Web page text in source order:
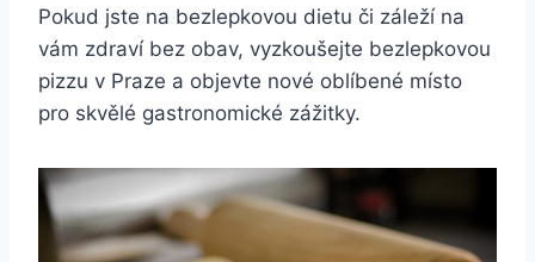
Pokud jste na bezlepkovou dietu či záleží na
vám zdraví bez obav, vyzkoušejte bezlepkovou
pizzu v Praze a objevte nové oblíbené místo
pro skvělé gastronomické zážitky.